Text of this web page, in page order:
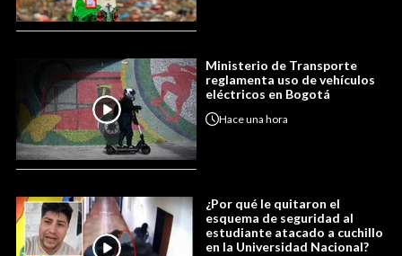
Ministerio de Transporte
reglamenta uso de vehículos
eléctricos en Bogotá
Haceuna hora
¿Por qué le quitaron el
esquema de seguridad al
estudiante atacado a cuchillo
en la Universidad Nacional?